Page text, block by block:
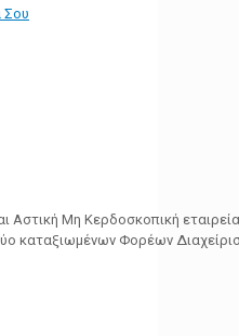
Σου
Μη Κερδοσκοπική
καταξιωμένων Φορέων